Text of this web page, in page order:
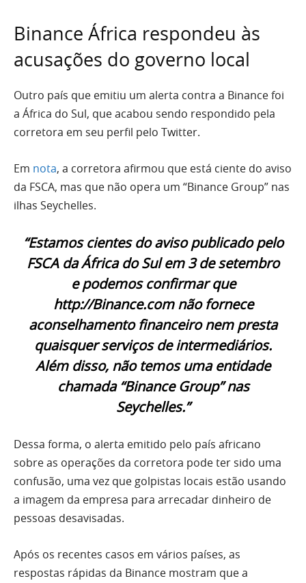
Binance África respondeu às
acusações do governo local
Outro país que emitiu um alerta contra a Binance foi
a África do Sul, que acabou sendo respondido pela
corretora em seu perfil pelo Twitter.
Em nota, a corretora afirmou que está ciente do aviso
da FSCA, mas que não opera um “Binance Group” nas
ilhas Seychelles.
“Estamos cientes do aviso publicado pelo
FSCA da África do Sul em 3 de setembro
e podemos confirmar que
http://Binance.com não fornece
aconselhamento financeiro nem presta
quaisquer serviços de intermediários.
Além disso, não temos uma entidade
chamada “Binance Group” nas
Seychelles.”
Dessa forma, o alerta emitido pelo país africano
sobre as operações da corretora pode ter sido uma
confusão, uma vez que golpistas locais estão usando
a imagem da empresa para arrecadar dinheiro de
pessoas desavisadas.
Após os recentes casos em vários países, as
respostas rápidas da Binance mostram que a